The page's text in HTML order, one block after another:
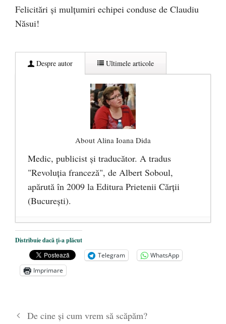
Felicitări și mulțumiri echipei conduse de Claudiu
Năsui!
Despre autor Ultimele articole
About Alina Ioana Dida
Medic, publicist şi traducător. A tradus
"Revoluţia franceză", de Albert Soboul,
apărută în 2009 la Editura Prietenii Cărţii
(Bucureşti).
Ceva despre pandemie
O carte despre embrionul uman, ca
persoană ce trebuie apărată - 8 octombrie
2019
septembrie 2019
Distribuie dacă ți-a plăcut
Telegram
WhatsApp
Imprimare
De cine și cum vrem să scăpăm?